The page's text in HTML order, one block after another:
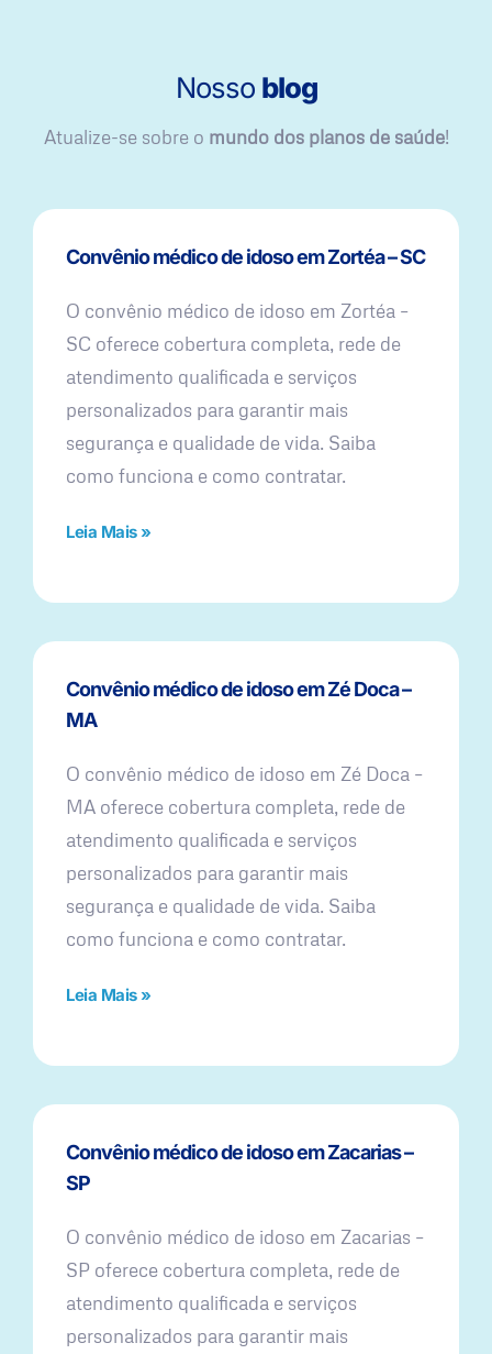
Nosso blog
Atualize-se sobre o mundo dos planos de saúde!
Convênio médico de idoso em Zortéa – SC
O convênio médico de idoso em Zortéa –
SC oferece cobertura completa, rede de
atendimento qualificada e serviços
personalizados para garantir mais
segurança e qualidade de vida. Saiba
como funciona e como contratar.
Leia Mais »
Convênio médico de idoso em Zé Doca –
MA
O convênio médico de idoso em Zé Doca –
MA oferece cobertura completa, rede de
atendimento qualificada e serviços
personalizados para garantir mais
segurança e qualidade de vida. Saiba
como funciona e como contratar.
Leia Mais »
Convênio médico de idoso em Zacarias –
SP
O convênio médico de idoso em Zacarias –
SP oferece cobertura completa, rede de
atendimento qualificada e serviços
personalizados para garantir mais